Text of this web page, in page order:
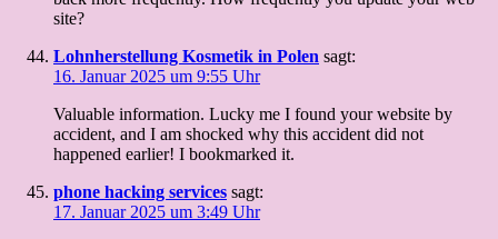
site?
Lohnherstellung Kosmetik in Polen sagt:
16. Januar 2025 um 9:55 Uhr
Valuable information. Lucky me I found your website by
accident, and I am shocked why this accident did not
happened earlier! I bookmarked it.
phone hacking services sagt:
17. Januar 2025 um 3:49 Uhr